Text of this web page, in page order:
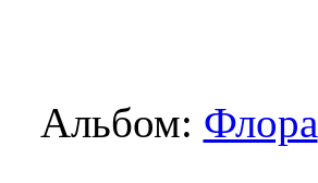
Альбом: Флора